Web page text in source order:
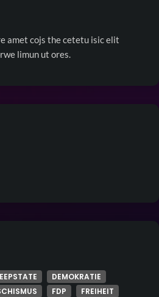
amet cojs the cetetu isic elit
limun ut ores.
DEMOKRATIE
FDP
FREIHEIT